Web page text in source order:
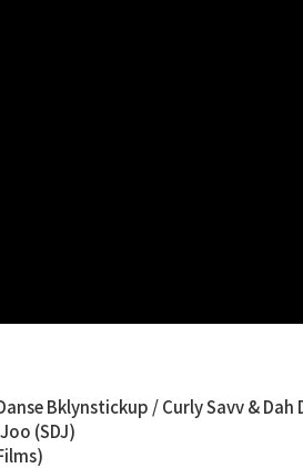
Bklynstickup / Curly Savv & Dah
(SDJ)